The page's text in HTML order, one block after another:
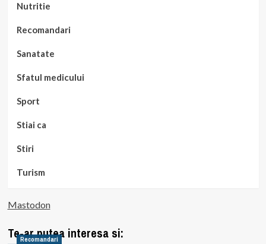
Nutritie
Recomandari
Sanatate
Sfatul medicului
Sport
Stiai ca
Stiri
Turism
Mastodon
Te-ar putea interesa si:
Recomandari